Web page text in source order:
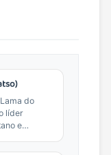
do
líder
e